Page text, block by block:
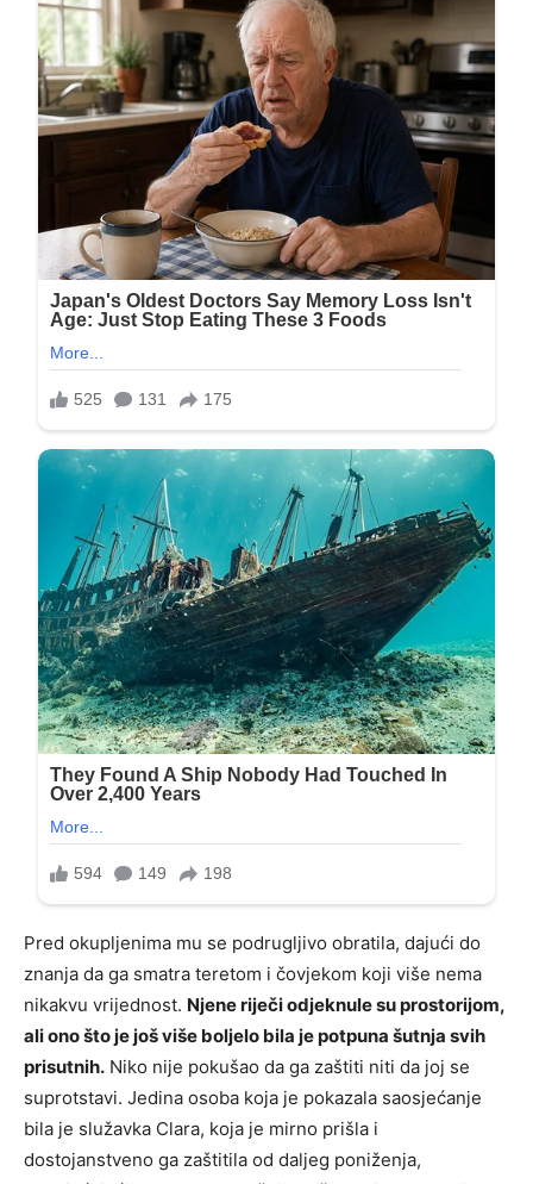
Pred okupljenima mu se podrugljivo obratila, dajući do
znanja da ga smatra teretom i čovjekom koji više nema
nikakvu vrijednost. Njene riječi odjeknule su prostorijom,
ali ono što je još više boljelo bila je potpuna šutnja svih
prisutnih. Niko nije pokušao da ga zaštiti niti da joj se
suprotstavi. Jedina osoba koja je pokazala saosjećanje
bila je služavka Clara, koja je mirno prišla i
dostojanstveno ga zaštitila od daljeg poniženja,